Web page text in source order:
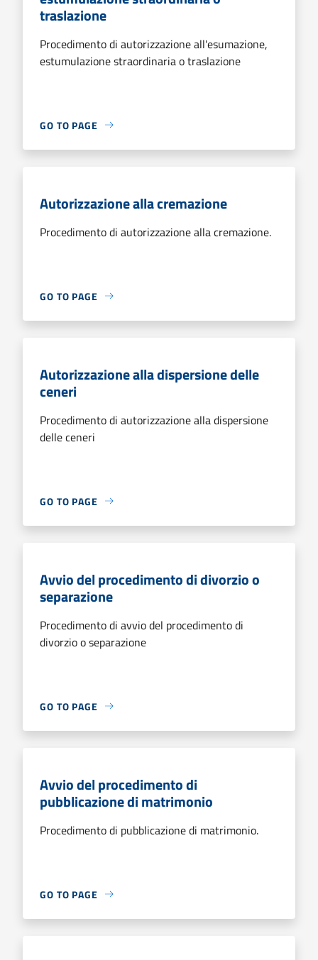
traslazione
Procedimento di autorizzazione all'esumazione,
estumulazione straordinaria o traslazione
GO TO PAGE
Autorizzazione alla cremazione
Procedimento di autorizzazione alla cremazione.
GO TO PAGE
Autorizzazione alla dispersione delle
ceneri
Procedimento di autorizzazione alla dispersione
delle ceneri
GO TO PAGE
Avvio del procedimento di divorzio o
separazione
Procedimento di avvio del procedimento di
divorzio o separazione
GO TO PAGE
Avvio del procedimento di
pubblicazione di matrimonio
Procedimento di pubblicazione di matrimonio.
GO TO PAGE